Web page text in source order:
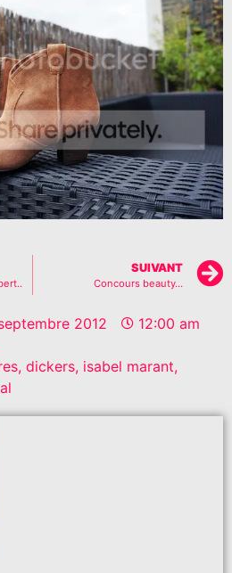
SUIVANT
Concours beauty…
2012
12:00 am
, dickers, isabel marant,